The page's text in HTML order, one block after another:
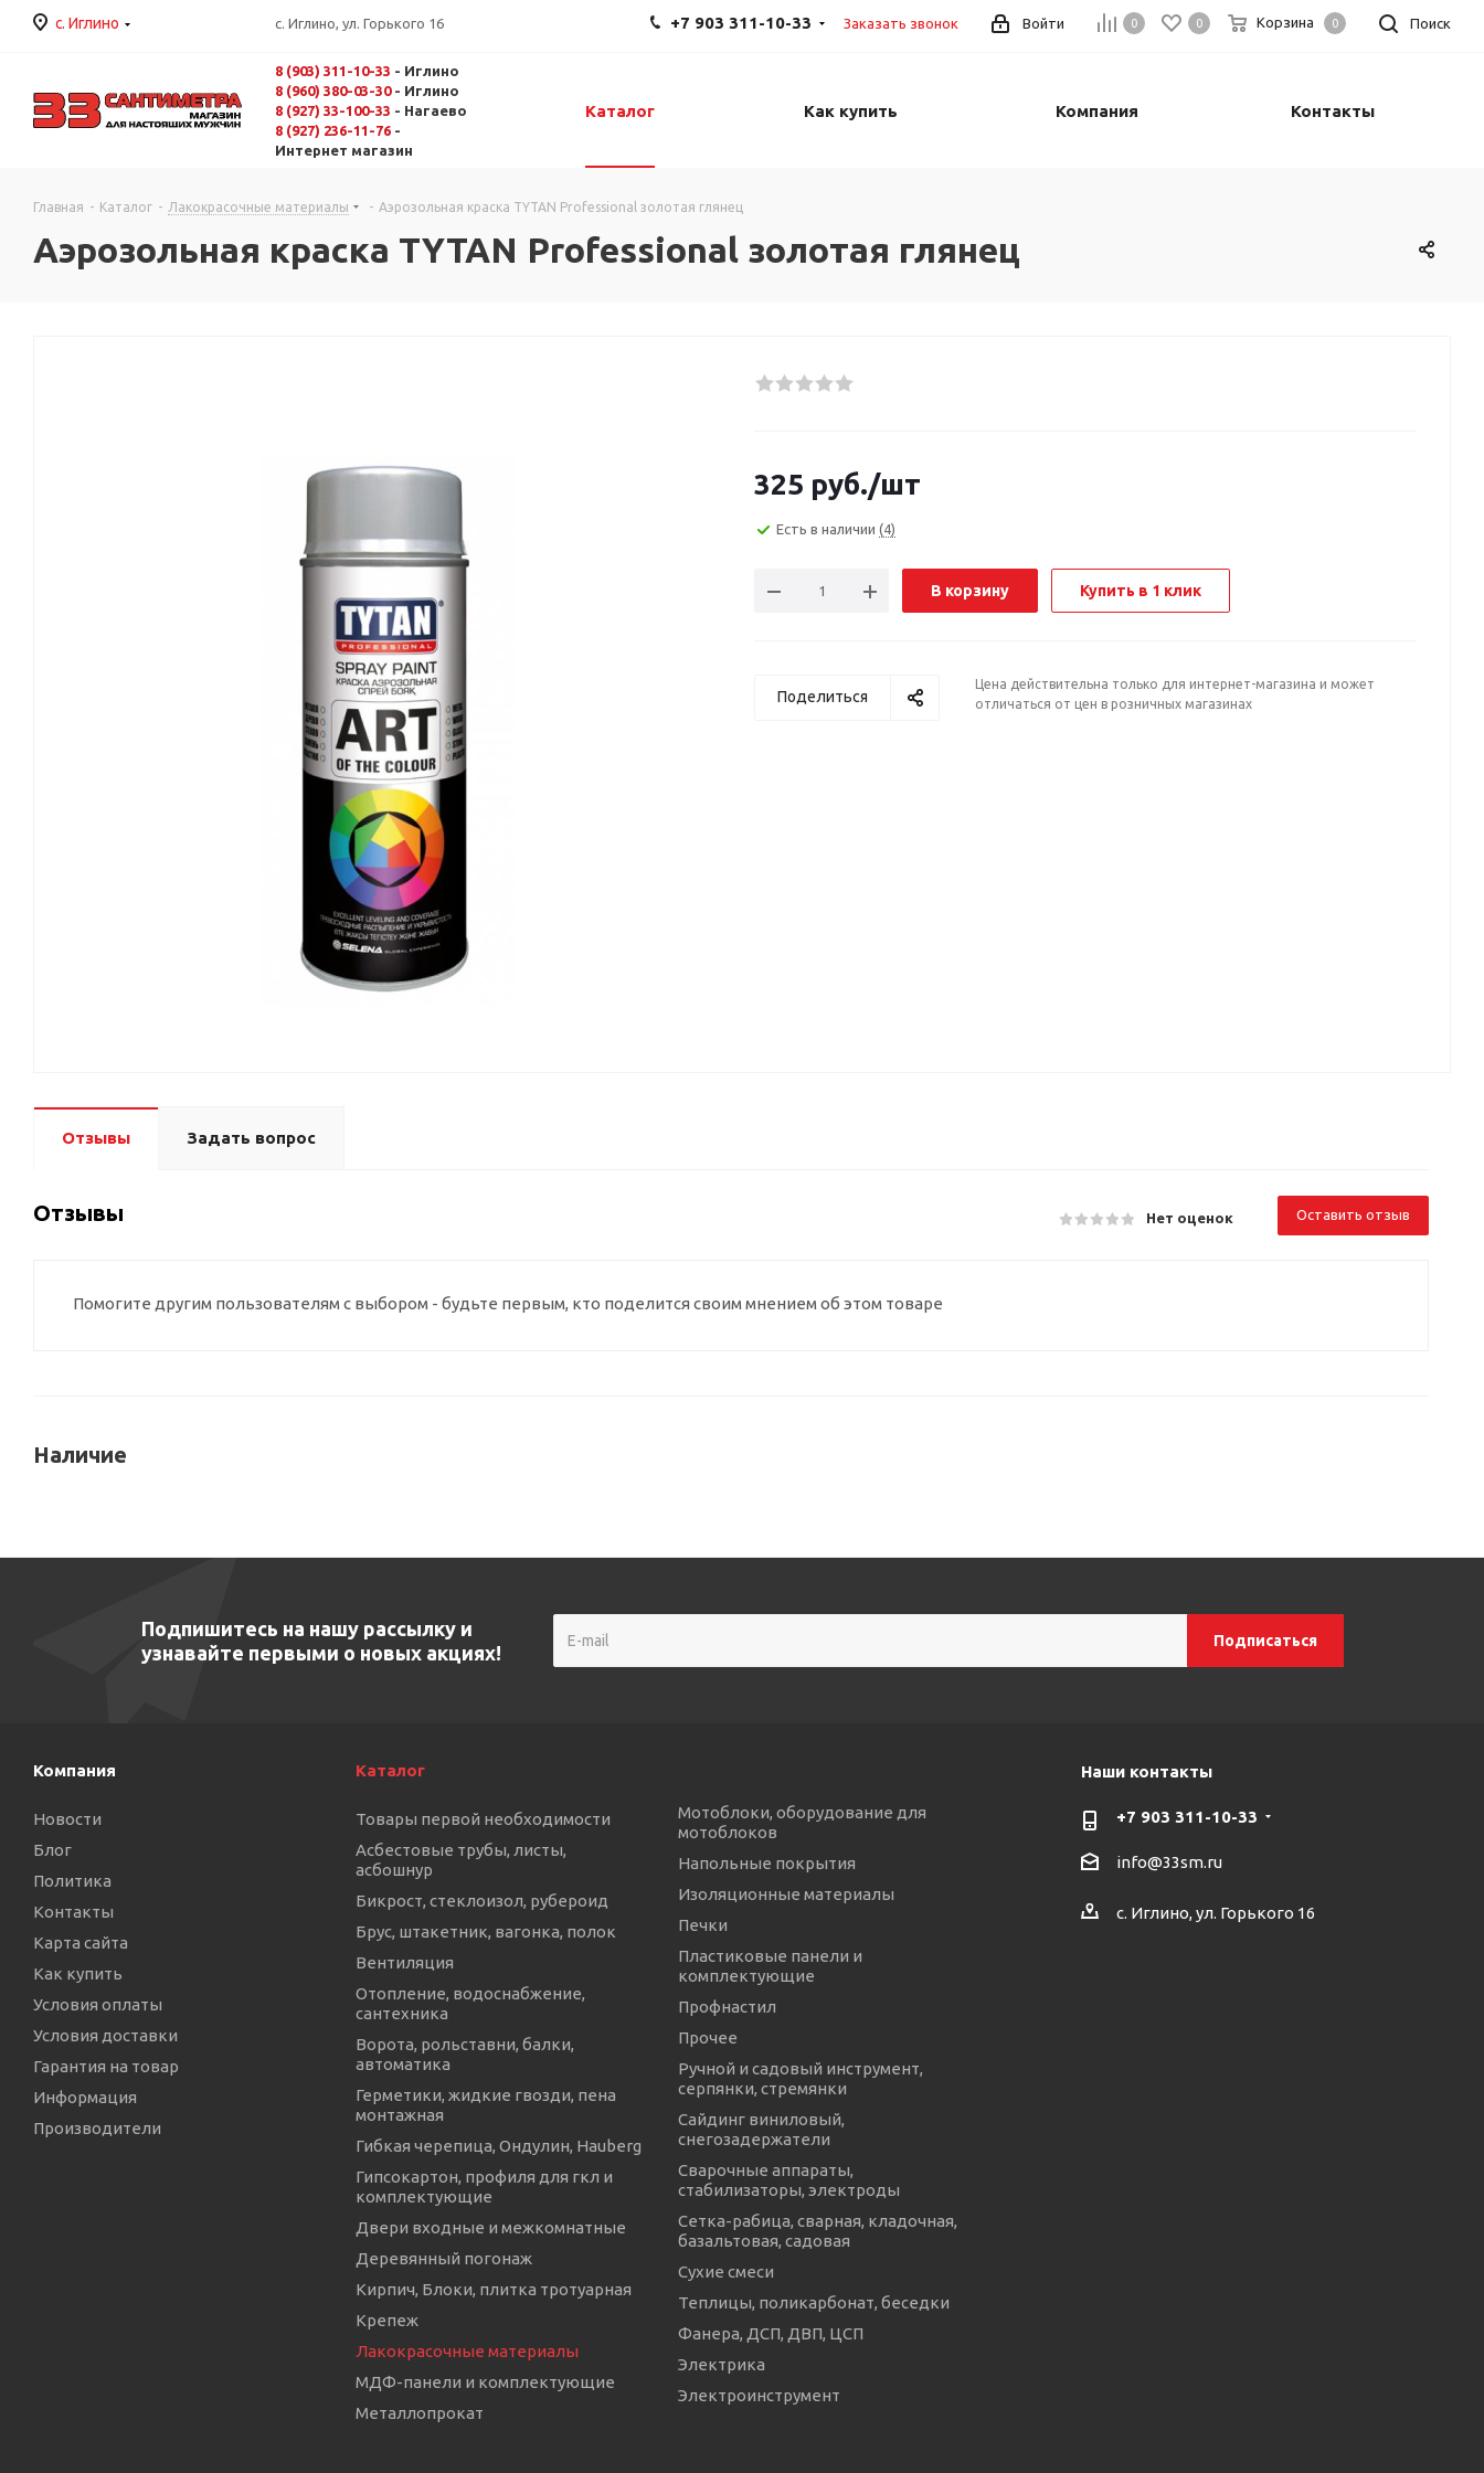
с. Иглино с. Иглино, ул. Горького 16 Поиск
0 0 Корзина 0
Войти
+7 903 311-10-33 Заказать звонок
8 (903) 311-10-33 - Иглино
8 (960) 380-03-30- Иглино
8 (927) 33-100-33 - Нагаево
8 (927) 236-11-76 -
Интернет магазин
Каталог Как купить Компания Контакты
Главная - Каталог - Лакокрасочные материалы - Аэрозольная краска TYTAN Professional золотая глянец
Аэрозольная краска TYTAN Professional золотая глянец
325 руб./шт
Есть в наличии (4)
В корзину Купить в 1 клик
Поделиться
Цена действительна только для интернет-магазина и может
отличаться от цен в розничных магазинах
Отзывы Задать вопрос
Отзывы Нет оценок Оставить отзыв
Помогите другим пользователям с выбором - будьте первым, кто поделится своим мнением об этом товаре
Наличие
Подпишитесь на нашу рассылку и
узнавайте первыми о новых акциях!
Компания
Новости
Блог
Политика
Контакты
Карта сайта
Как купить
Условия оплаты
Условия доставки
Гарантия на товар
Информация
Производители
Каталог
Товары первой необходимости
Асбестовые трубы, листы,
асбошнур
Бикрост, стеклоизол, рубероид
Брус, штакетник, вагонка, полок
Вентиляция
Отопление, водоснабжение,
сантехника
Ворота, рольставни, балки,
автоматика
Герметики, жидкие гвозди, пена
монтажная
Гибкая черепица, Ондулин, Hauberg
Гипсокартон, профиля для гкл и
комплектующие
Двери входные и межкомнатные
Деревянный погонаж
Кирпич, Блоки, плитка тротуарная
Крепеж
Лакокрасочные материалы
МДФ-панели и комплектующие
Металлопрокат
Мотоблоки, оборудование для
мотоблоков
Напольные покрытия
Изоляционные материалы
Печки
Пластиковые панели и
комплектующие
Профнастил
Прочее
Ручной и садовый инструмент,
серпянки, стремянки
Сайдинг виниловый,
снегозадержатели
Сварочные аппараты,
стабилизаторы, электроды
Сетка-рабица, сварная, кладочная,
базальтовая, садовая
Сухие смеси
Теплицы, поликарбонат, беседки
Фанера, ДСП, ДВП, ЦСП
Электрика
Электроинструмент
Наши контакты
+7 903 311-10-33
info@33sm.ru
с. Иглино, ул. Горького 16